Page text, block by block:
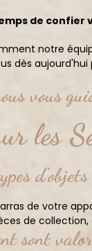
de confier
notre
dès aujourd'hui
vous
les
de votre
de collection,
sont